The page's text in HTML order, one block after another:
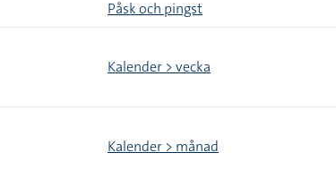
Påsk och pingst
Kalender > vecka
Kalender > månad